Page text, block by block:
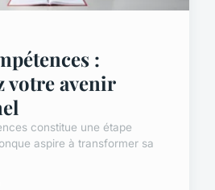
:
votre avenir
constitue une étape
aspire à transformer sa